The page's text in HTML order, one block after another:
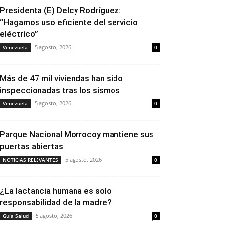
Presidenta (E) Delcy Rodríguez:
“Hagamos uso eficiente del servicio
eléctrico”
Venezuela 5 agosto, 2026 0
Más de 47 mil viviendas han sido
inspeccionadas tras los sismos
Venezuela 5 agosto, 2026 0
Parque Nacional Morrocoy mantiene sus
puertas abiertas
NOTICIAS RELEVANTES 5 agosto, 2026 0
¿La lactancia humana es solo
responsabilidad de la madre?
Guía Salud 5 agosto, 2026 0